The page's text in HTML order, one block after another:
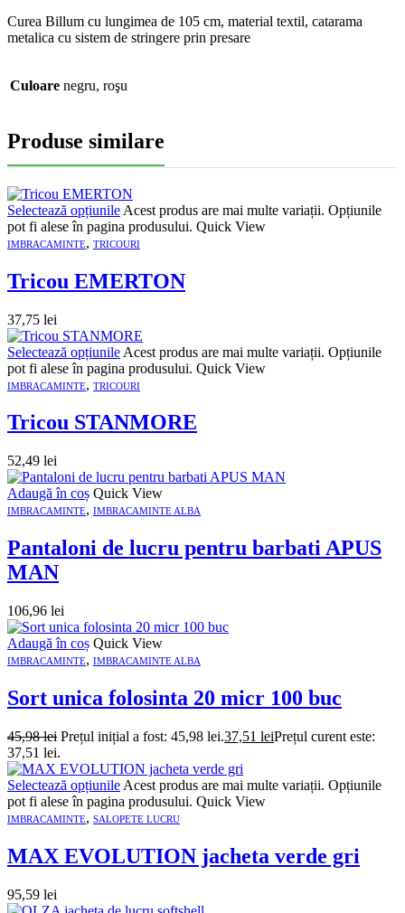
Curea Billum cu lungimea de 105 cm, material textil, catarama
metalica cu sistem de stringere prin presare
Culoare negru, roşu
Produse similare
Selectează opțiunile Acest produs are mai multe variații. Opțiunile
pot fi alese în pagina produsului. Quick View
IMBRACAMINTE, TRICOURI
Tricou EMERTON
37,75 lei
Selectează opțiunile Acest produs are mai multe variații. Opțiunile
pot fi alese în pagina produsului. Quick View
IMBRACAMINTE, TRICOURI
Tricou STANMORE
52,49 lei
Adaugă în coș Quick View
IMBRACAMINTE, IMBRACAMINTE ALBA
Pantaloni de lucru pentru barbati APUS
MAN
106,96 lei
Adaugă în coș Quick View
IMBRACAMINTE, IMBRACAMINTE ALBA
Sort unica folosinta 20 micr 100 buc
45,98lei Prețul inițial a fost: 45,98 lei.37,51 leiPrețul curent este:
37,51 lei.
Selectează opțiunile Acest produs are mai multe variații. Opțiunile
pot fi alese în pagina produsului. Quick View
IMBRACAMINTE, SALOPETE LUCRU
MAX EVOLUTION jacheta verde gri
95,59 lei